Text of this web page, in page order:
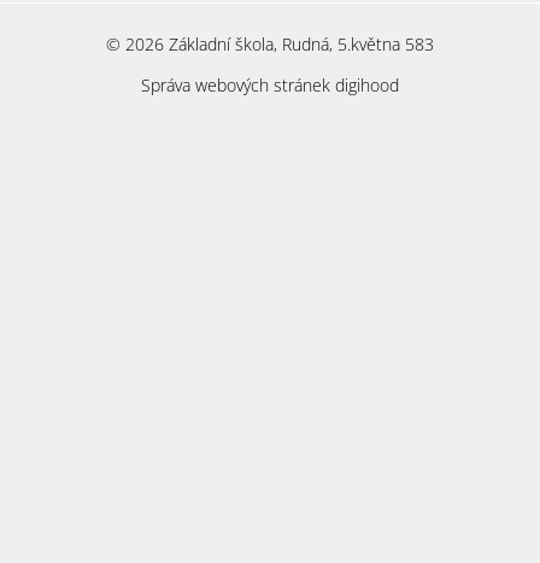
Správa webových stránek digihood
© 2026 Základní škola, Rudná, 5.května 583